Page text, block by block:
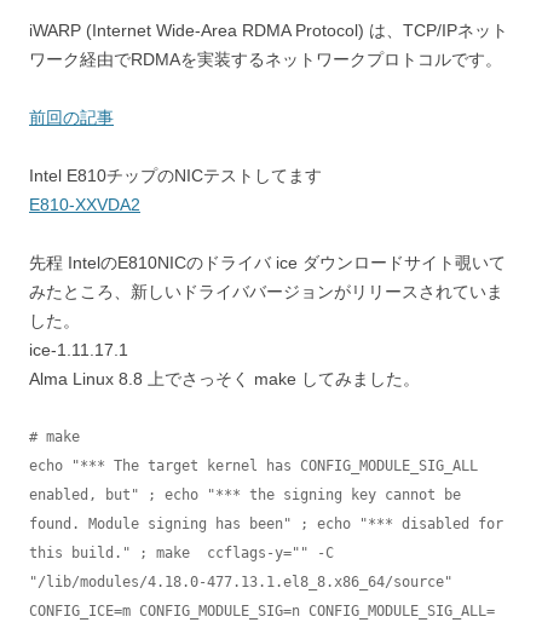
iWARP (Internet Wide-Area RDMA Protocol) は、TCP/IPネット
ワーク経由でRDMAを実装するネットワークプロトコルです。
前回の記事
Intel E810チップのNICテストしてます
E810-XXVDA2
先程 IntelのE810NICのドライバ ice ダウンロードサイト覗いて
みたところ、新しいドライババージョンがリリースされていま
した。
ice-1.11.17.1
Alma Linux 8.8 上でさっそく make してみました。
# make
echo "*** The target kernel has CONFIG_MODULE_SIG_ALL
enabled, but" ; echo "*** the signing key cannot be
found. Module signing has been" ; echo "*** disabled for
this build." ; make  ccflags-y="" -C
"/lib/modules/4.18.0-477.13.1.el8_8.x86_64/source"
CONFIG_ICE=m CONFIG_MODULE_SIG=n CONFIG_MODULE_SIG_ALL=